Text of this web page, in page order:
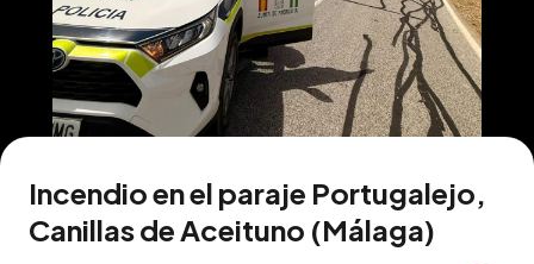
Incendio en el paraje Portugalejo,
Canillas de Aceituno (Málaga)